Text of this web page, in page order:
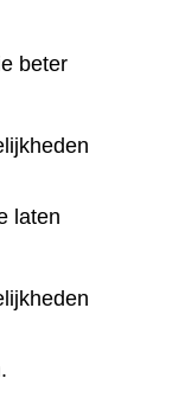
beter
laten